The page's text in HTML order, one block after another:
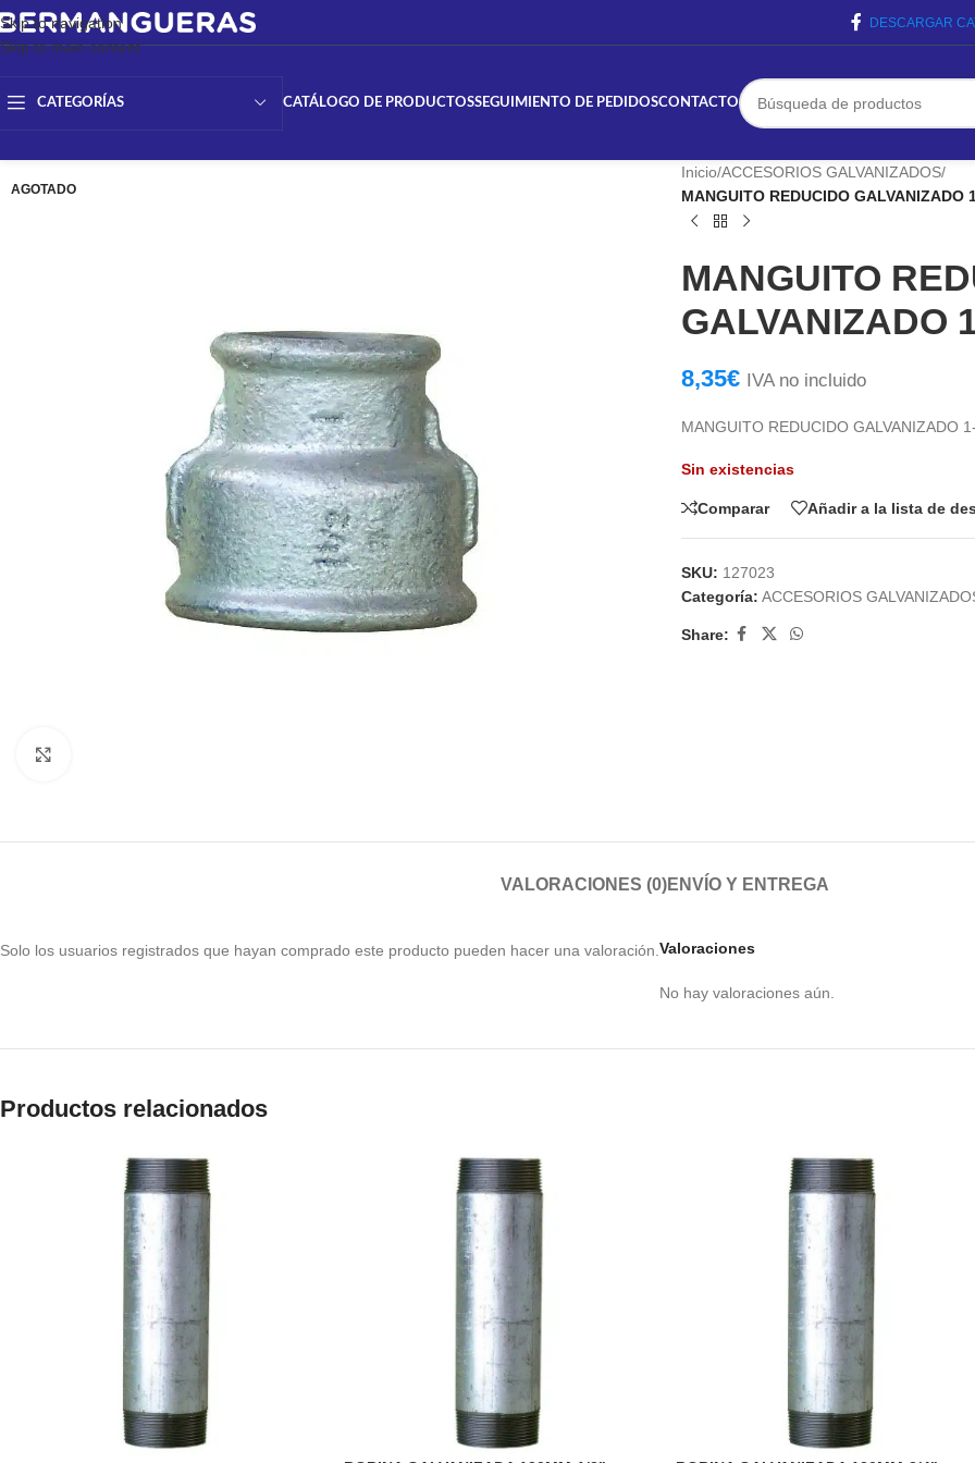
Skip to navigation
Skip to main content
DESCARGAR
CATEGORÍAS CATÁLOGO DE PRODUCTOSSEGUIMIENTO DE PEDIDOSCONTACTO
AGOTADO
Inicio/ACCESORIOS GALVANIZADOS/
MANGUITO REDUCIDO GALVANIZADO
MANGUITO
GALVANIZADO
8,35€ IVA no incluido
MANGUITO REDUCIDO GALVANIZADO
Sin existencias
Comparar Añadir a la lista de
SKU: 127023
Categoría: ACCESORIOS
Share:
VALORACIONES (0)ENVÍO Y ENTREGA
Valoraciones
No hay valoraciones aún.
Solo los usuarios registrados que hayan comprado este producto pueden hacer una valoración.
Productos relacionados